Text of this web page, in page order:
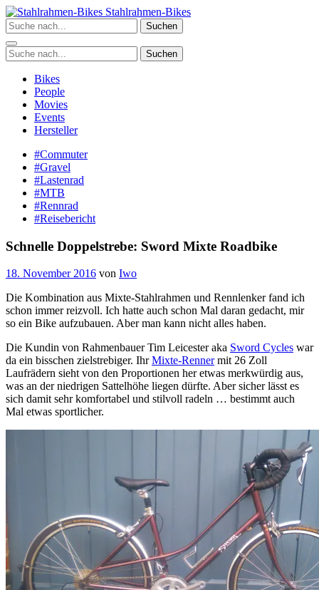
Zum
Inhalt
springen
Stahlrahmen-Bikes
Suchen
Suchen
Bikes
People
Movies
Events
Hersteller
#Commuter
#Gravel
#Lastenrad
#MTB
#Rennrad
#Reisebericht
Schnelle Doppelstrebe: Sword Mixte Roadbike
18. November 2016 von Iwo
Die Kombination aus Mixte-Stahlrahmen und Rennlenker fand ich
schon immer reizvoll. Ich hatte auch schon Mal daran gedacht, mir
so ein Bike aufzubauen. Aber man kann nicht alles haben.
Die Kundin von Rahmenbauer Tim Leicester aka Sword Cycles war
da ein bisschen zielstrebiger. IhrMixte-Rennermit 26 Zoll
Laufrädern sieht von den Proportionen her etwas merkwürdig aus,
was an der niedrigen Sattelhöhe liegen dürfte. Aber sicher lässt es
sich damit sehr komfortabel und stilvoll radeln … bestimmt auch
Mal etwas sportlicher.